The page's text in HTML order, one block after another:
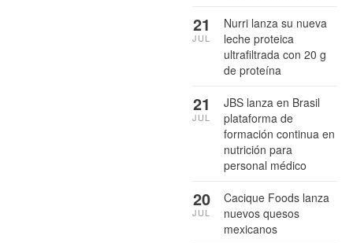
Nurri lanza su nueva
leche proteica
ultrafiltrada con 20 g
de proteína
21
JUL
JBS lanza en Brasil
plataforma de
formación continua en
nutrición para
personal médico
21
JUL
Cacique Foods lanza
nuevos quesos
mexicanos
20
JUL